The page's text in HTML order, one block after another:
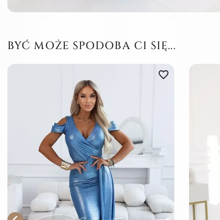
BYĆ MOŻE SPODOBA CI SIĘ...
favorite_border